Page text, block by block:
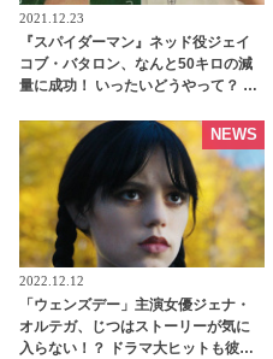
2021.12.23
『スパイダーマン』ネッド役ジェイ
コブ・バタロン、なんと50キロの減
量に成功！ いったいどうやって？ 彼
法が明らかに - tvgroove
2022.12.12
「ウェンズデー」主演女優ジェナ・
オルテガ、じつはストーリーが気に
入らない！？ ドラマ大ヒットも彼女
NEWS